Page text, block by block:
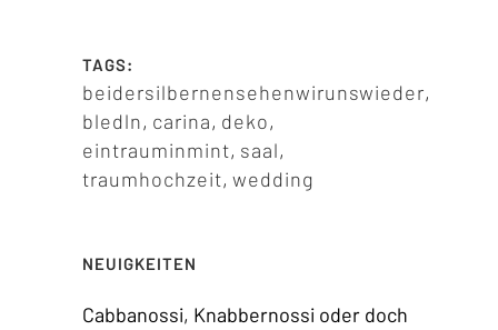
TAGS:
beidersilbernensehenwirunswieder,
bledln, carina, deko,
eintrauminmint, saal,
traumhochzeit, wedding
NEUIGKEITEN
Cabbanossi, Knabbernossi oder doch